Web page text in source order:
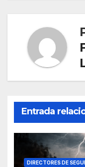
Entrada
DIRECTORES DE